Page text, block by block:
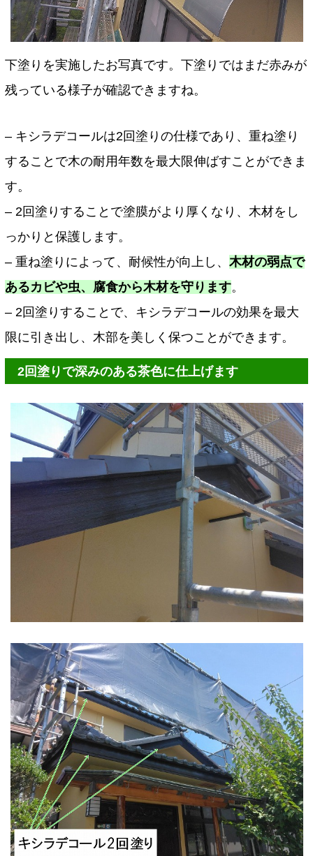
下塗りを実施したお写真です。下塗りではまだ赤みが
残っている様子が確認できますね。
– キシラデコールは2回塗りの仕様であり、重ね塗り
することで木の耐用年数を最大限伸ばすことができま
す。
– 2回塗りすることで塗膜がより厚くなり、木材をし
っかりと保護します。
– 重ね塗りによって、耐候性が向上し、 木材の弱点で
あるカビや虫、腐食から木材を守ります。
– 2回塗りすることで、キシラデコールの効果を最大
限に引き出し、木部を美しく保つことができます。
2回塗りで深みのある茶色に仕上げます